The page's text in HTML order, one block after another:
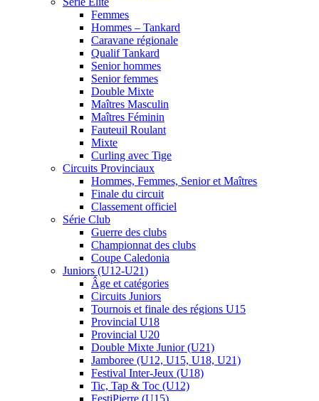
Femmes
Hommes – Tankard
Caravane régionale
Qualif Tankard
Senior hommes
Senior femmes
Double Mixte
Maîtres Masculin
Maîtres Féminin
Fauteuil Roulant
Mixte
Curling avec Tige
Circuits Provinciaux
Hommes, Femmes, Senior et Maîtres
Finale du circuit
Classement officiel
Série Club
Guerre des clubs
Championnat des clubs
Coupe Caledonia
Juniors (U12-U21)
Âge et catégories
Circuits Juniors
Tournois et finale des régions U15
Provincial U18
Provincial U20
Double Mixte Junior (U21)
Jamboree (U12, U15, U18, U21)
Festival Inter-Jeux (U18)
Tic, Tap & Toc (U12)
FestiPierre (U15)